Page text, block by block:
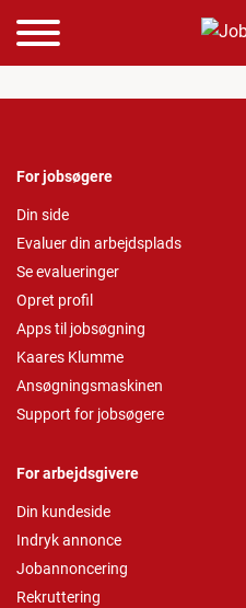
For jobsøgere
Din side
Evaluer din arbejdsplads
Se evalueringer
Opret profil
Apps til jobsøgning
Kaares Klumme
Ansøgningsmaskinen
Support for jobsøgere
For arbejdsgivere
Din kundeside
Indryk annonce
Jobannoncering
Rekruttering